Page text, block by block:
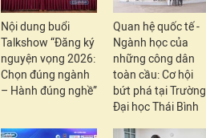
Nội dung buổi
Talkshow “Đăng ký
nguyện vọng 2026:
Chọn đúng ngành
– Hành đúng nghề”
Quan hệ quốc tế -
Ngành học của
những công dân
toàn cầu: Cơ hội
bứt phá tại Trường
Đại học Thái Bình